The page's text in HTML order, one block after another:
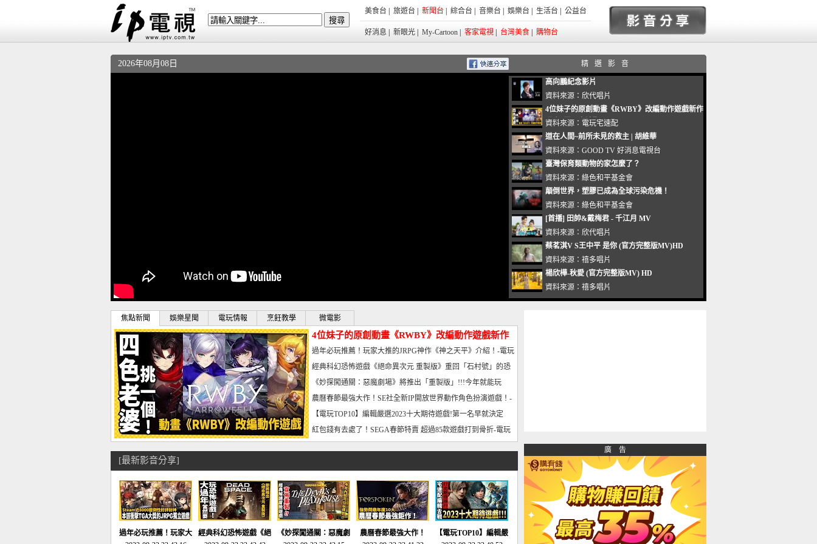
美食台 旅遊台 新聞台 綜合台 音樂台 娛樂台 生活台 公益台
好消息 新眼光 My-Cartoon 客家電視 台灣美食 購物台
2026年08月08日 精選影音
高向鵬紀念影片
資料來源： 欣代唱片
4位妹子的原創動畫《RWBY》改編動作遊戲新作
曝光_電玩宅速配20221102
資料來源： 電玩宅速配
道在人間~前所未見的救主 | 胡維華
資料來源： GOOD TV 好消息電視台
臺灣保育類動物的家怎麼了？
資料來源： 綠色和平基金會
顛倒世界，塑膠已成為全球污染危機！
資料來源： 綠色和平基金會
[首播] 田帥&戴梅君 - 千江月 MV
資料來源： 欣代唱片
蔡茗淇V S王中平 是你 (官方完整版MV)HD
資料來源： 禧多唱片
楊欣樺-秋愛 (官方完整版MV) HD
資料來源： 禧多唱片
焦點新聞 娛樂星聞 電玩情報 烹飪教學 微電影
4位妹子的原創動畫《RWBY》改編動作遊戲新作
曝光_電玩宅速配20221102
過年必玩推薦！玩家大推的JRPG神作《神之天平》介紹！-電玩
宅速配20230126
經典科幻恐怖遊戲《絕命異次元 重製版》重回「石村號」的恐
懼體驗-電玩宅速配20230125
《妙探闖通關：惡魔劇場》將推出「重製版」!!!今年就能玩
到!!-電玩宅速配20230124
農曆春節最強大作！SE社全新IP開放世界動作角色扮演遊戲！-
電玩宅速配20230123
【電玩TOP10】編輯嚴選2023十大期待遊戲!第一名早就決定
了，封面圖直接雷你!-電玩宅速配20230120
紅包錢有去處了！SEGA春節特賣 超過85款遊戲打到骨折-電玩
宅速配20230119
[最新影音分享]
過年必玩推薦！玩家大
經典科幻恐怖遊戲《絕
《妙探闖通關：惡魔劇
農曆春節最強大作！
【電玩TOP10】編輯嚴
廣 告